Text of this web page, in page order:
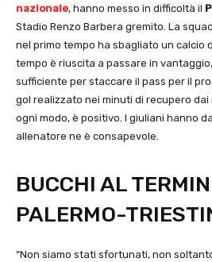
nazionale, hanno messo in difficoltà il
Stadio Renzo Barbera gremito. La
nel primo tempo ha sbagliato un calcio
tempo è riuscita a passare in
sufficiente per staccare il pass per il
gol realizzato nei minuti di recupero dai
ogni modo, è positivo. I giuliani hanno
allenatore ne è consapevole.
BUCCHI AL
PALERMO-
“Non siamo stati sfortunati, non